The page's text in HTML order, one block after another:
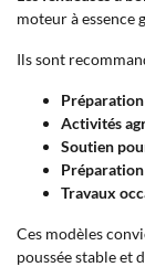
moteur à essence
Ils sont
Activités
Soutien
Préparation
Travaux
Ces modèles
poussée stable et